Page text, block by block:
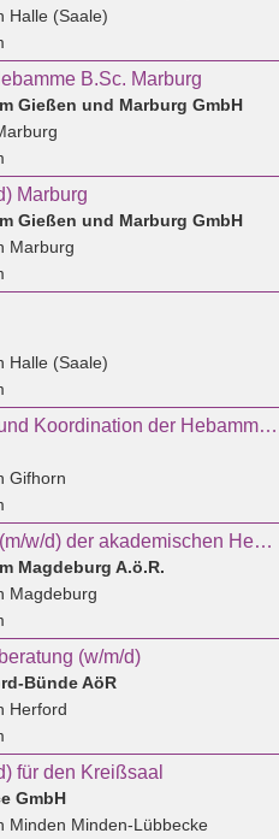
Halle (Saale)
B.Sc. Marburg
Gießen und Marburg GmbH
Marburg
Gießen und Marburg GmbH
Marburg
Halle (Saale)
Sachbearbeitung und Koordination der Hebammenzentrale
Gifhorn
Ausbildungsleiter (m/w/d) der akademischen Hebammenausbildung – Ausbildungszentrum für
Magdeburg A.ö.R.
Magdeburg
(w/m/d)
Bünde AöR
Herford
für den Kreißsaal
GmbH
Minden Minden-Lübbecke